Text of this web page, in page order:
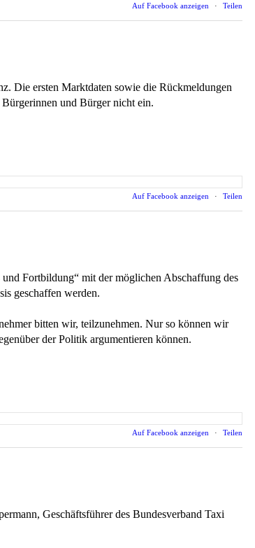
Auf Facebook anzeigen · Teilen
Die ersten Marktdaten sowie die Rückmeldungen
und Bürger nicht ein.
Auf Facebook anzeigen · Teilen
Fortbildung“ mit der möglichen Abschaffung des
geschaffen werden.
bitten wir, teilzunehmen. Nur so können wir
der Politik argumentieren können.
Auf Facebook anzeigen · Teilen
Geschäftsführer des Bundesverband Taxi